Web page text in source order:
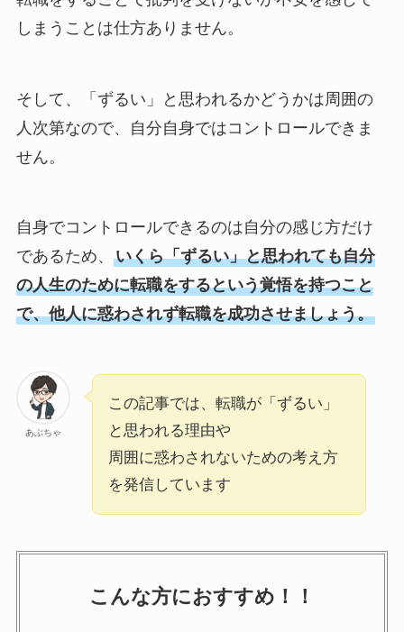
しまうことは仕方ありません。
そして、「ずるい」と思われるかどうかは周囲の
人次第なので、自分自身ではコントロールできま
せん。
自身でコントロールできるのは自分の感じ方だけ
であるため、 いくら「ずるい」と思われても自分
の人生のために転職をするという覚悟を持つこと
で、他人に惑わされず転職を成功させましょう。
あぶちゃ
この記事では、転職が「ずるい」
と思われる理由や
周囲に惑わされないための考え方
を発信しています
こんな方におすすめ！！